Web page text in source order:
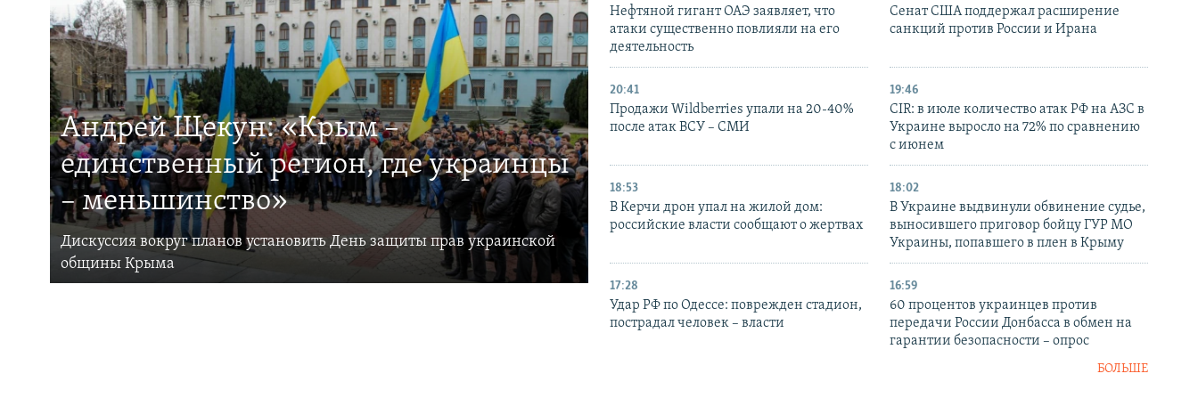
Андрей Щекун: «Крым –
единственный регион, где украинцы
– меньшинство»
Дискуссия вокруг планов установить День защиты прав украинской
общины Крыма
Нефтяной гигант ОАЭ заявляет, что
атаки существенно повлияли на его
деятельность
Сенат США поддержал расширение
санкций против России и Ирана
20:41
Продажи Wildberries упали на 20-40%
после атак ВСУ – СМИ
19:46
CIR: в июле количество атак РФ на АЗС в
Украине выросло на 72% по сравнению
с июнем
18:53
В Керчи дрон упал на жилой дом:
российские власти сообщают о жертвах
18:02
В Украине выдвинули обвинение судье,
выносившего приговор бойцу ГУР МО
Украины, попавшего в плен в Крыму
17:28
Удар РФ по Одессе: поврежден стадион,
пострадал человек – власти
16:59
60 процентов украинцев против
передачи России Донбасса в обмен на
гарантии безопасности – опрос
БОЛЬШЕ